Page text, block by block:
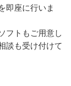
即座に行いま
フトもご用意し
談も受け付けて